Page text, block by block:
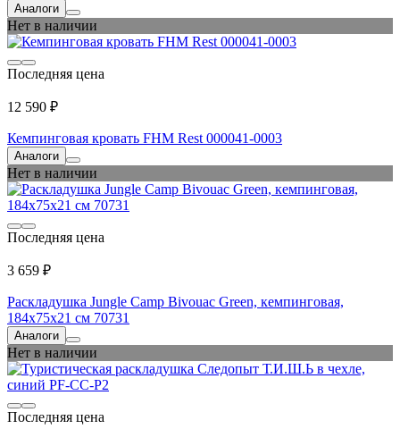
Аналоги
Нет в наличии
Последняя цена
12 590 ₽
Кемпинговая кровать FHM Rest 000041-0003
Аналоги
Нет в наличии
Последняя цена
3 659 ₽
Раскладушка Jungle Camp Bivouac Green, кемпинговая,
184х75х21 см 70731
Аналоги
Нет в наличии
Последняя цена